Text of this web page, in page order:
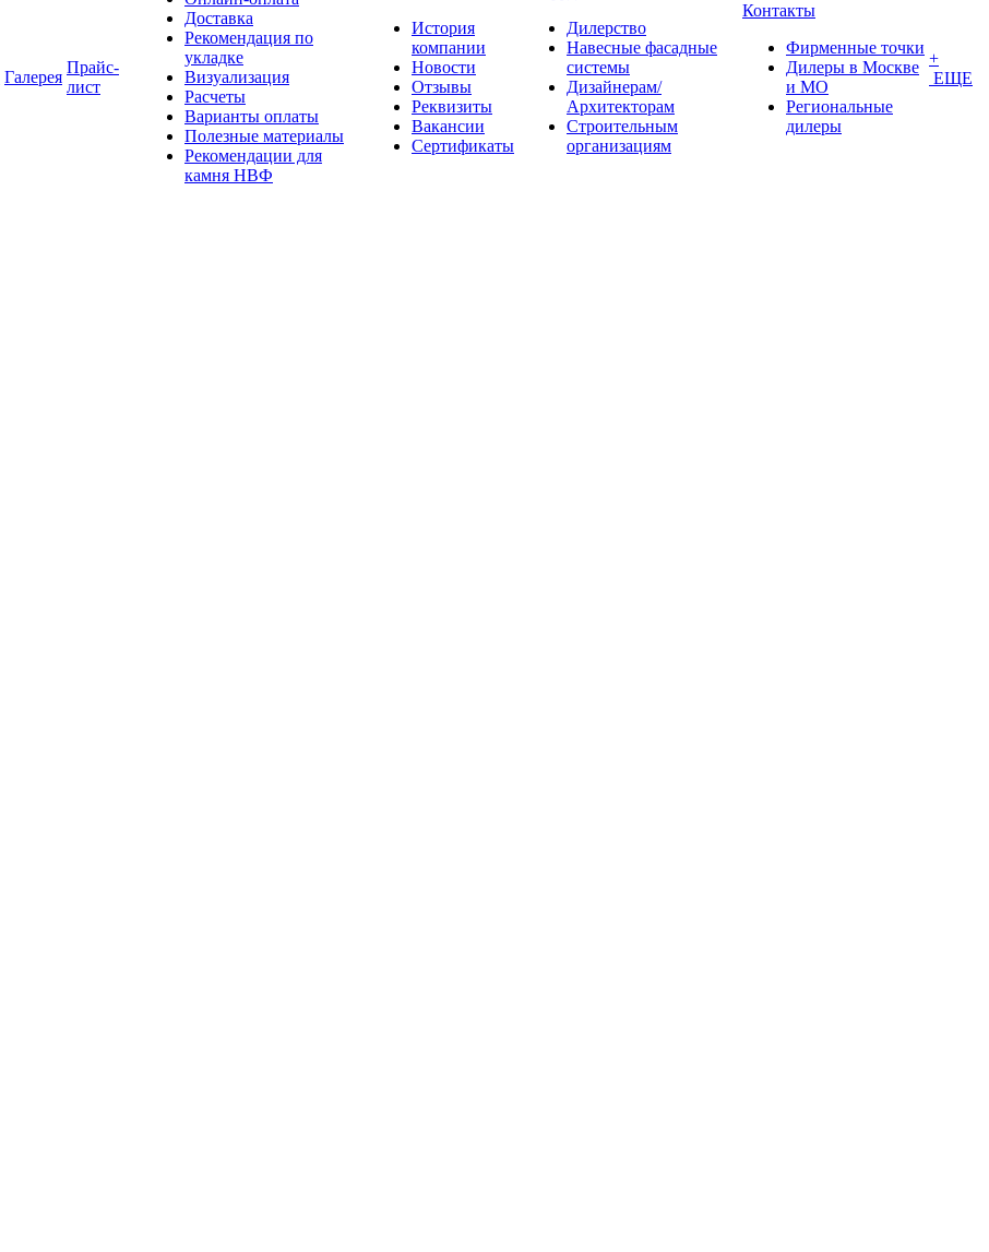
Галерея
Прайс-
лист
Доставка
Рекомендация по
укладке
Визуализация
Расчеты
Варианты оплаты
Полезные материалы
Рекомендации для
камня НВФ
История
компании
Новости
Отзывы
Реквизиты
Вакансии
Сертификаты
Дилерство
Навесные фасадные
системы
Дизайнерам/
Архитекторам
Строительным
организациям
Контакты
Фирменные точки
Дилеры в Москве
и МО
Региональные
дилеры
+
ЕЩЕ